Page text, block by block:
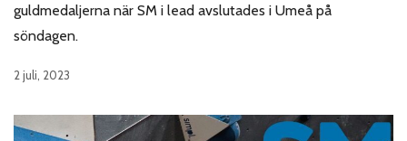
guldmedaljerna när SM i lead avslutades i Umeå på
söndagen.
2 juli, 2023